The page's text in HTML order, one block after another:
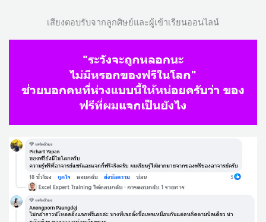
เสียงตอบรับจากลูกศิษย์และผู้เข้าเรียนออนไลน์